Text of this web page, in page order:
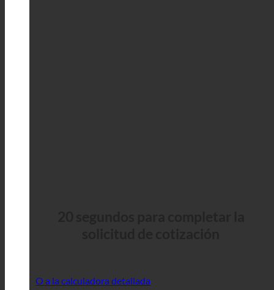
O a la calculadora detallada